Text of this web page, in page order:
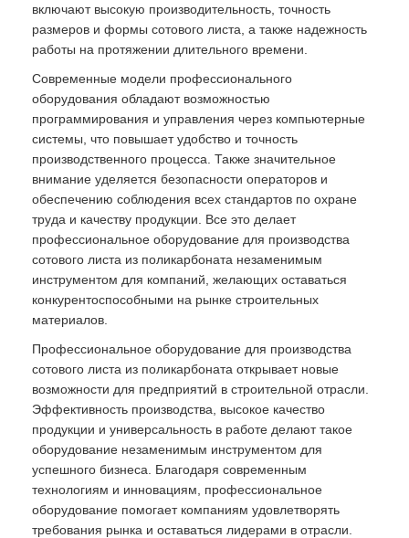
включают высокую производительность, точность
размеров и формы сотового листа, а также надежность
работы на протяжении длительного времени.
Современные модели профессионального
оборудования обладают возможностью
программирования и управления через компьютерные
системы, что повышает удобство и точность
производственного процесса. Также значительное
внимание уделяется безопасности операторов и
обеспечению соблюдения всех стандартов по охране
труда и качеству продукции. Все это делает
профессиональное оборудование для производства
сотового листа из поликарбоната незаменимым
инструментом для компаний, желающих оставаться
конкурентоспособными на рынке строительных
материалов.
Профессиональное оборудование для производства
сотового листа из поликарбоната открывает новые
возможности для предприятий в строительной отрасли.
Эффективность производства, высокое качество
продукции и универсальность в работе делают такое
оборудование незаменимым инструментом для
успешного бизнеса. Благодаря современным
технологиям и инновациям, профессиональное
оборудование помогает компаниям удовлетворять
требования рынка и оставаться лидерами в отрасли.